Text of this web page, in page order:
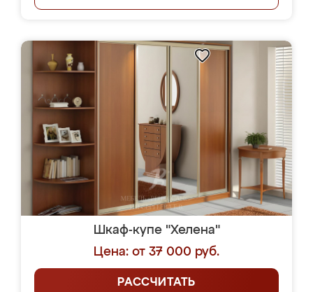
Шкаф-купе "Хелена"
Цена: от 37 000 руб.
РАССЧИТАТЬ